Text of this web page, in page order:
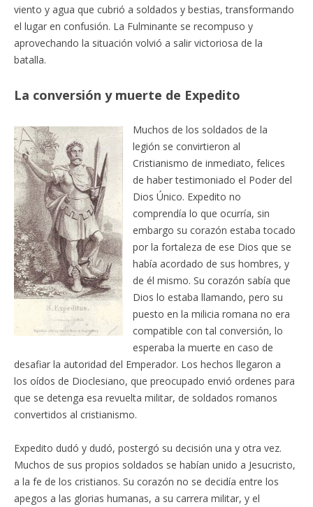
viento y agua que cubrió a soldados y bestias, transformando
el lugar en confusión. La Fulminante se recompuso y
aprovechando la situación volvió a salir victoriosa de la
batalla.
La conversión y muerte de Expedito
Muchos de los soldados de la
legión se convirtieron al
Cristianismo de inmediato, felices
de haber testimoniado el Poder del
Dios Único. Expedito no
comprendía lo que ocurría, sin
embargo su corazón estaba tocado
por la fortaleza de ese Dios que se
había acordado de sus hombres, y
de él mismo. Su corazón sabía que
Dios lo estaba llamando, pero su
puesto en la milicia romana no era
compatible con tal conversión, lo
esperaba la muerte en caso de
desafiar la autoridad del Emperador. Los hechos llegaron a
los oídos de Dioclesiano, que preocupado envió ordenes para
que se detenga esa revuelta militar, de soldados romanos
convertidos al cristianismo.
Expedito dudó y dudó, postergó su decisión una y otra vez.
Muchos de sus propios soldados se habían unido a Jesucristo,
a la fe de los cristianos. Su corazón no se decidía entre los
apegos a las glorias humanas, a su carrera militar, y el